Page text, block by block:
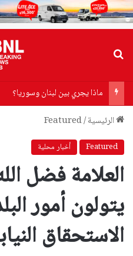
ماذا يجري بين لبنان وسوريا؟
الرئيسية/
Featured
Featured أخبار محلية
العلامة فضل
يتولون أمور
الاستحقاق